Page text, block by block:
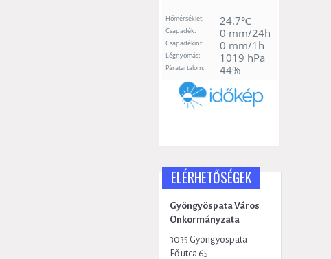
ELÉRHETŐSÉGEK
Gyöngyöspata Város
Önkormányzata
3035 Gyöngyöspata
Fő utca 65.